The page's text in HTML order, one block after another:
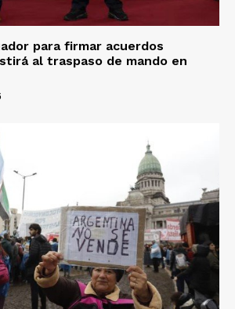
para firmar acuerdos
al traspaso de mando en